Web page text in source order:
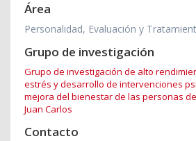
Área
Personalidad, Evaluación y
Grupo de investigación
Grupo de investigación de alto
estrés y desarrollo de intervenciones
mejora del bienestar de las personas
Juan Carlos
Contacto